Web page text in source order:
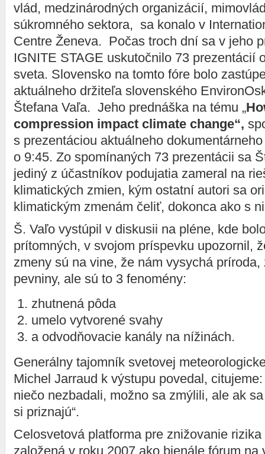
vlád, medzinárodných organizácií,
súkromného sektora, sa konalo v
Centre Ženeva. Počas troch dní sa v jeho
IGNITE STAGE uskutočnilo 73 prezentácií
sveta. Slovensko na tomto fóre bolo
aktuálneho držiteľa slovenského
Štefana Vaľa. Jeho prednáška na tému „
compression impact climate change“,
s prezentáciou aktuálneho
o 9:45. Zo spomínaných 73 prezentácii sa
jediný z účastníkov podujatia zameral na
klimatických zmien, kým ostatní autori sa
klimatickým zmenám čeliť, dokonca ako s
Š. Vaľo vystúpil v diskusii na pléne, kde
prítomných, v svojom príspevku upozornil,
zmeny sú na vine, že nám vysychá
pevniny, ale sú to 3 fenomény:
zhutnená pôda
umelo vytvorené svahy
a odvodňovacie kanály na nížinách.
Generálny tajomník svetovej
Michel Jarraud k výstupu povedal,
niečo nezbadali, možno sa zmýlili, ale ak
si priznajú“.
Celosvetová platforma pre znižovanie
založená v roku 2007 ako bienále fórum na